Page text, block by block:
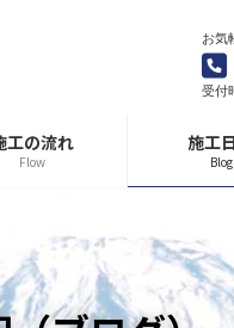
お気
受付
工の流れ
Flow
施工
Blog